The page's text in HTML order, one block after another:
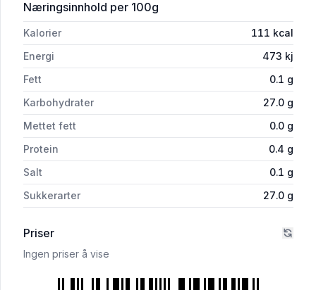
Næringsinnhold for 'Sviskegrøt 600g Kaffekråa'
per 100g
Kalorier 111 kcal
Energi
473 kj
Fett
0.1 g
Karbohydrater
27.0 g
Mettet fett
0.0 g
Protein
0.4 g
Salt
0.1 g
Sukkerarter
27.0 g
Priser
Ingen priser å vise